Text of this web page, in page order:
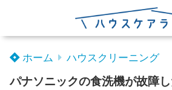
ホーム ハウスクリーニング
パナソニックの食洗機が故障